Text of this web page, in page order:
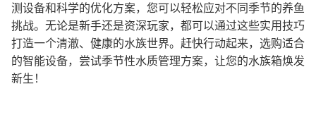
测设备和科学的优化方案，您可以轻松应对不同季节的养鱼
挑战。无论是新手还是资深玩家，都可以通过这些实用技巧
打造一个清澈、健康的水族世界。赶快行动起来，选购适合
的智能设备，尝试季节性水质管理方案，让您的水族箱焕发
新生！